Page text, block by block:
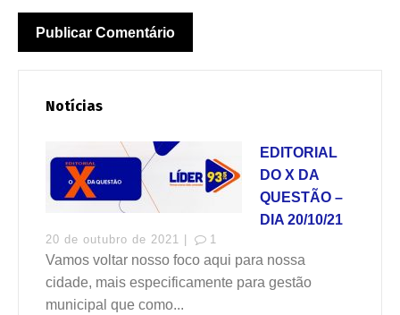
Notícias
EDITORIAL
DO X DA
QUESTÃO –
DIA 20/10/21
20 de outubro de 2021 | 1
Vamos voltar nosso foco aqui para nossa
cidade, mais especificamente para gestão
municipal que como...